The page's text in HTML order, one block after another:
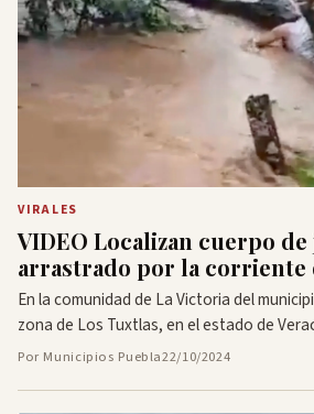
VIRALES
VIDEO Localizan cuerpo
arrastrado por la corriente
En la comunidad de La Victoria del
zona de Los Tuxtlas, en el estado de
Por Municipios Puebla22/10/2024